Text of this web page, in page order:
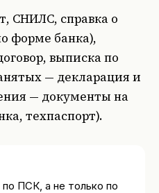
СНИЛС, справка о
форме банка),
выписка по
— декларация и
— документы на
техпаспорт).
по ПСК, а не только по